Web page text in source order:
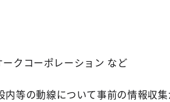
クコーポレーション など
等の動線について事前の情報収